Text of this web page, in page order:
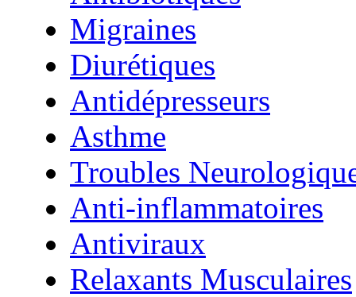
Migraines
Diurétiques
Antidépresseurs
Asthme
Troubles
Anti-inflammatoires
Antiviraux
Relaxants Musculaires